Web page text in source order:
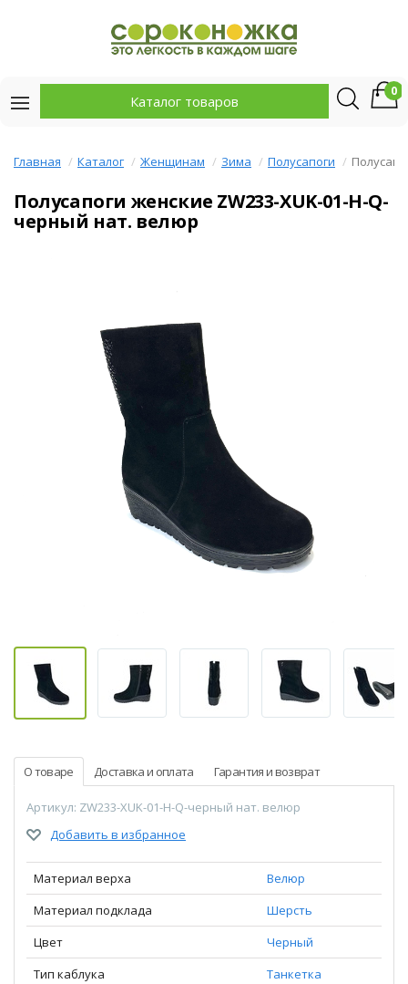
Каталог товаров
0
Главная Каталог Женщинам Зима Полусапоги
Полусапоги женские ZW233-XUK-01-H-Q-
черный нат. велюр
О товаре Доставка и оплата Гарантия и возврат
Артикул: ZW233-XUK-01-H-Q-черный нат. велюр
Добавить в избранное
Материал верха
Велюр
Материал подклада
Шерсть
Цвет
Черный
Тип каблука
Танкетка